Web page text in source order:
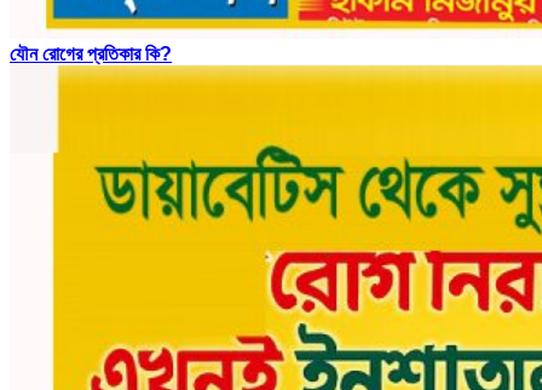
যৌন রোগের প্রতিকার কি?